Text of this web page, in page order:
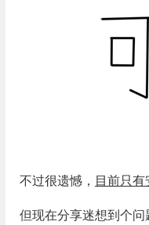
不过很遗憾， 目前只有
但现在分享迷想到个